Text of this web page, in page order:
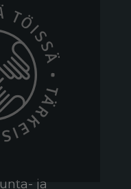
JUKO ry
ja